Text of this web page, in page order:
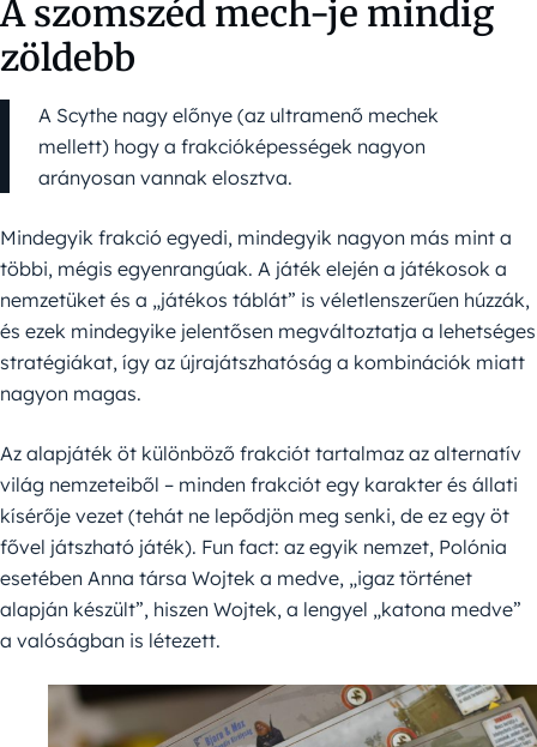
A szomszéd mech-je mindig
zöldebb
A Scythe nagy előnye (az ultramenő mechek
mellett) hogy a frakcióképességek nagyon
arányosan vannak elosztva.
Mindegyik frakció egyedi, mindegyik nagyon más mint a
többi, mégis egyenrangúak. A játék elején a játékosok a
nemzetüket és a „játékos táblát” is véletlenszerűen húzzák,
és ezek mindegyike jelentősen megváltoztatja a lehetséges
stratégiákat, így az újrajátszhatóság a kombinációk miatt
nagyon magas.
Az alapjáték öt különböző frakciót tartalmaz az alternatív
világ nemzeteiből – minden frakciót egy karakter és állati
kísérője vezet (tehát ne lepődjön meg senki, de ez egy öt
fővel játszható játék). Fun fact: az egyik nemzet, Polónia
esetében Anna társa Wojtek a medve, „igaz történet
alapján készült”, hiszen Wojtek, a lengyel „katona medve”
a valóságban is létezett.